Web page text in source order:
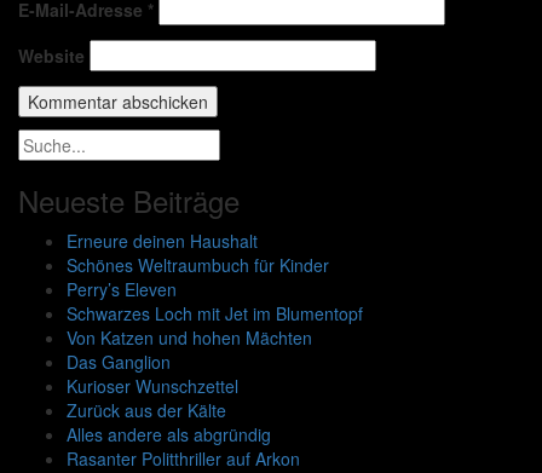
E-Mail-Adresse *
Website
Neueste Beiträge
Erneure deinen Haushalt
Schönes Weltraumbuch für Kinder
Perry’s Eleven
Schwarzes Loch mit Jet im Blumentopf
Von Katzen und hohen Mächten
Das Ganglion
Kurioser Wunschzettel
Zurück aus der Kälte
Alles andere als abgründig
Rasanter Politthriller auf Arkon